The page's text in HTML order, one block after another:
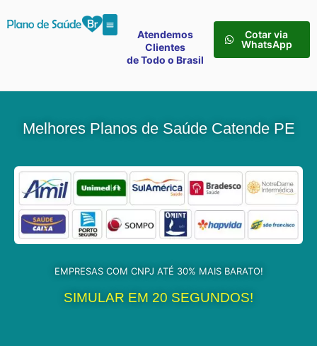
Atendemos
Clientes
de Todo o Brasil
Cotar via
WhatsApp
Melhores Planos de Saúde Catende PE
EMPRESAS COM CNPJ ATÉ 30% MAIS BARATO!
SIMULAR EM 20 SEGUNDOS!